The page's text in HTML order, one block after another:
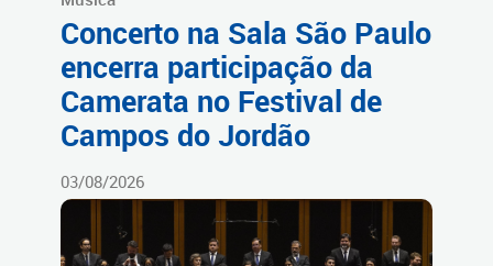
Concerto na Sala São Paulo
encerra participação da
Camerata no Festival de
Campos do Jordão
03/08/2026